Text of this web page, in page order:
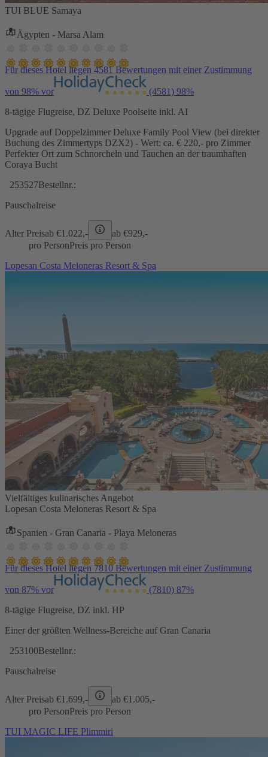
TUI BLUE Samaya
Ägypten - Marsa Alam
Für dieses Hotel liegen 4581 Bewertungen mit einer Zustimmung
von 98% vor (4581) 98%
8-tägige Flugreise, DZ Deluxe Poolseite inkl. AI
Upgrade auf Doppelzimmer Deluxe Family Pool View (bei direkter
Buchung des Zimmertyps DZX2) - Wert: ca. € 220,- pro Zimmer
Perfekter Ort zum Schnorcheln und Tauchen an der traumhaften
Coraya Bucht
253527Bestellnr.:
Pauschalreise
Alter Preisab €1.022,- ab €929,-
pro PersonPreis pro Person
Lopesan Costa Meloneras Resort & Spa
Vielfältiges kulinarisches Angebot
Lopesan Costa Meloneras Resort & Spa
Spanien - Gran Canaria - Playa Meloneras
Für dieses Hotel liegen 7810 Bewertungen mit einer Zustimmung
von 87% vor (7810) 87%
8-tägige Flugreise, DZ inkl. HP
Einer der größten Wellness-Bereiche auf Gran Canaria
253100Bestellnr.:
Pauschalreise
Alter Preisab €1.699,- ab €1.005,-
pro PersonPreis pro Person
TUI MAGIC LIFE Plimmiri